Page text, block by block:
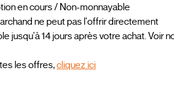
en cours / Non-monnayable
ne peut pas l'offrir directement
jusqu'à 14 jours après votre achat. Voir
les offres,cliquez ici